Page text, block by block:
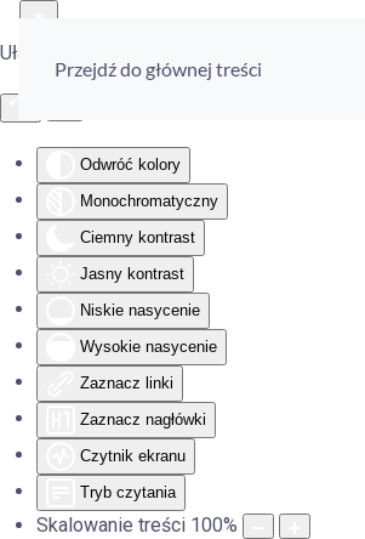
Ułatwienia dostępu
Odwróć kolory
Monochromatyczny
Ciemny kontrast
Jasny kontrast
Niskie nasycenie
Wysokie nasycenie
Zaznacz linki
Zaznacz nagłówki
Czytnik ekranu
Tryb czytania
Skalowanie treści 100%
Przejdź do głównej treści